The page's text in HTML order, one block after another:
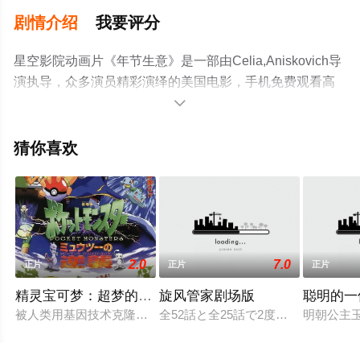
剧情介绍 我要评分
星空影院动画片《年节生意》是一部由Celia,Aniskovich导
演执导，众多演员精彩演绎的美国电影，手机免费观看高
清未删减完整版电影大全就上星空电影网，更多相关信息

猜你喜欢
正片 2.0
精灵宝可梦：超梦的逆袭
被人类用基因技术克隆出来的最强宠物小精灵超梦（市村正亲
正片 7.0
旋风管家剧场版
全52話と全25話で2度のTVアニメ化
正片
聪明的
明朝公主